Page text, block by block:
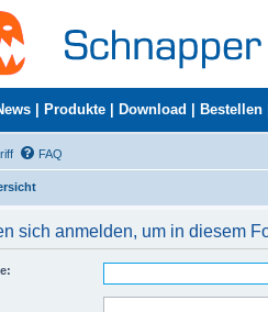
Produkte Download Bestellen
FAQ
sich anmelden, um in diesem